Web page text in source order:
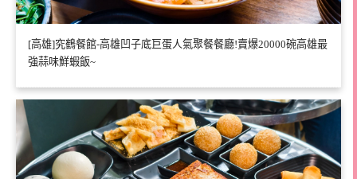
[高雄]究鶴餐館-高雄凹子底巨蛋人氣聚餐餐廳!賣爆20000碗高雄最
強蒜味鮮蝦飯~